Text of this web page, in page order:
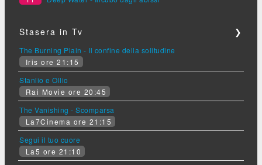
Stasera in Tv ❯
The Burning Plain - Il confine della solitudine
Iris ore 21:15
Stanlio e Ollio
Rai Movie ore 20:45
The Vanishing - Scomparsa
La7Cinema ore 21:15
Segui il tuo cuore
La5 ore 21:10